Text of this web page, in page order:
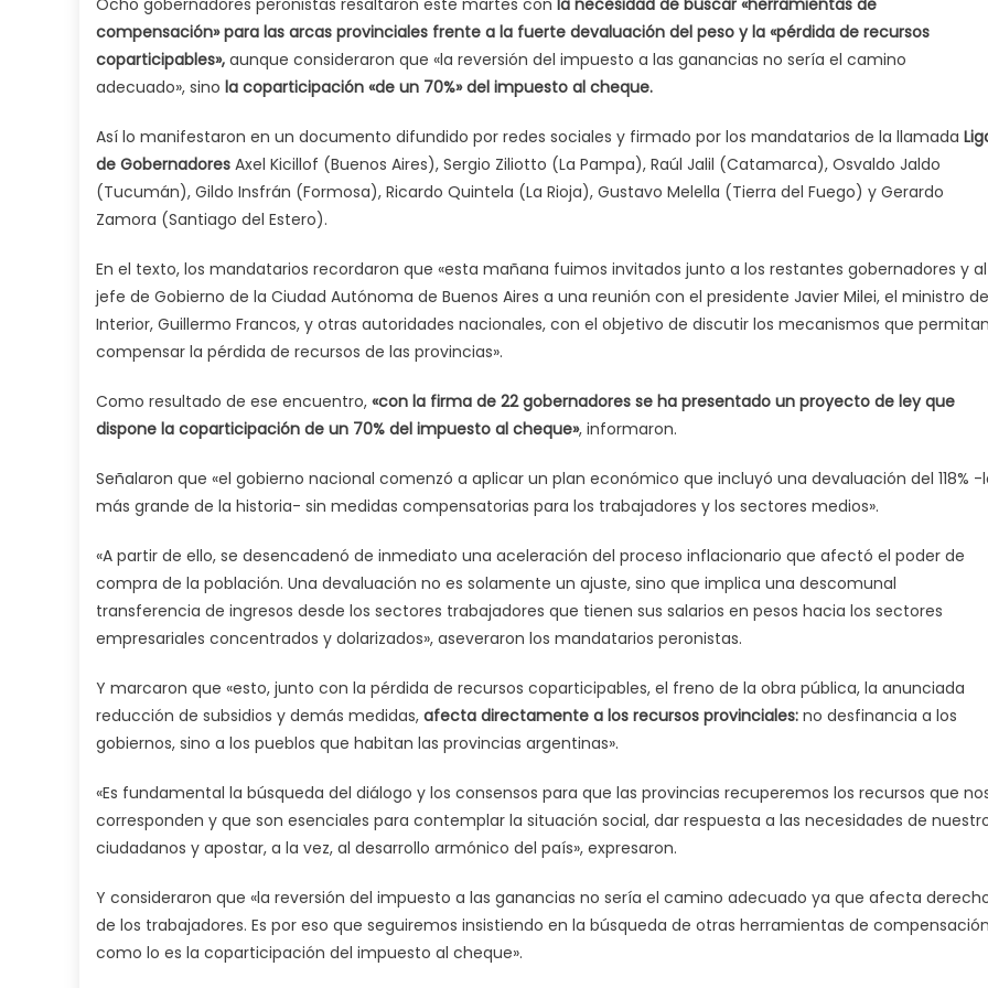
Ocho gobernadores peronistas resaltaron este martes con la necesidad de buscar «herramientas de
compensación» para las arcas provinciales frente a la fuerte devaluación del peso y la «pérdida de recursos
coparticipables», aunque consideraron que «la reversión del impuesto a las ganancias no sería el camino
adecuado», sino la coparticipación «de un 70%» del impuesto al cheque.
Así lo manifestaron en un documento difundido por redes sociales y firmado por los mandatarios de la llamada
de Gobernadores Axel Kicillof (Buenos Aires), Sergio Ziliotto (La Pampa), Raúl Jalil (Catamarca), Osvaldo Jaldo
(Tucumán), Gildo Insfrán (Formosa), Ricardo Quintela (La Rioja), Gustavo Melella (Tierra del Fuego) y Gerardo
Zamora (Santiago del Estero).
En el texto, los mandatarios recordaron que «esta mañana fuimos invitados junto a los restantes gobernadores y al
jefe de Gobierno de la Ciudad Autónoma de Buenos Aires a una reunión con el presidente Javier Milei, el ministro
Interior, Guillermo Francos, y otras autoridades nacionales, con el objetivo de discutir los mecanismos que permitan
compensar la pérdida de recursos de las provincias».
Como resultado de ese encuentro, «con la firma de 22 gobernadores se ha presentado un proyecto de ley que
dispone la coparticipación de un 70% del impuesto al cheque», informaron.
Señalaron que «el gobierno nacional comenzó a aplicar un plan económico que incluyó una devaluación del 118% -
más grande de la historia- sin medidas compensatorias para los trabajadores y los sectores medios».
«A partir de ello, se desencadenó de inmediato una aceleración del proceso inflacionario que afectó el poder de
compra de la población. Una devaluación no es solamente un ajuste, sino que implica una descomunal
transferencia de ingresos desde los sectores trabajadores que tienen sus salarios en pesos hacia los sectores
empresariales concentrados y dolarizados», aseveraron los mandatarios peronistas.
Y marcaron que «esto, junto con la pérdida de recursos coparticipables, el freno de la obra pública, la anunciada
reducción de subsidios y demás medidas, afecta directamente a los recursos provinciales: no desfinancia a los
gobiernos, sino a los pueblos que habitan las provincias argentinas».
«Es fundamental la búsqueda del diálogo y los consensos para que las provincias recuperemos los recursos que
corresponden y que son esenciales para contemplar la situación social, dar respuesta a las necesidades de
ciudadanos y apostar, a la vez, al desarrollo armónico del país», expresaron.
Y consideraron que «la reversión del impuesto a las ganancias no sería el camino adecuado ya que afecta
de los trabajadores. Es por eso que seguiremos insistiendo en la búsqueda de otras herramientas de
como lo es la coparticipación del impuesto al cheque».